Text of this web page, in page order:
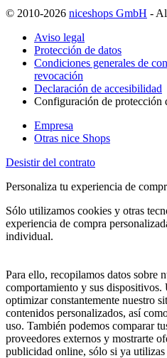
© 2010-2026 niceshops GmbH -
Aviso legal
Protección de datos
Condiciones generales de
revocación
Declaración de accesibilidad
Configuración de protección
Empresa
Otras nice Shops
Desistir del contrato
Personaliza tu experiencia de
Sólo utilizamos cookies y otras
experiencia de compra
individual.
Para ello, recopilamos datos sobre
comportamiento y sus dispositivos.
optimizar constantemente nuestro
contenidos personalizados, así
uso. También podemos comparar
proveedores externos y mostrarte
publicidad online, sólo si ya utilizas